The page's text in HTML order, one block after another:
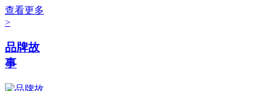
查看更多
>
品牌故
事